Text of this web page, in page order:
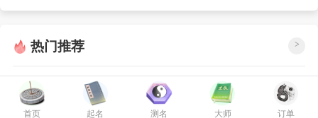
热门推荐 >
宝宝最顺口的名字宝宝最新款【十篇】
女宝宝名字2025年名字大全好听【6篇】
首页 起名 测名 大师 订单